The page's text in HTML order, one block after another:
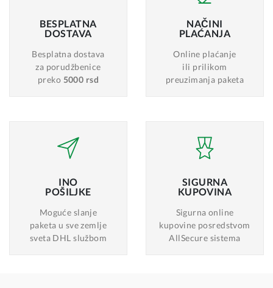
BESPLATNA
DOSTAVA
Besplatna dostava
za porudžbenice
preko 5000 rsd
NAČINI
PLAĆANJA
Online plaćanje
ili prilikom
preuzimanja paketa
INO
POŠILJKE
Moguće slanje
paketa u sve zemlje
sveta DHL službom
SIGURNA
KUPOVINA
Sigurna online
kupovine posredstvom
AllSecure sistema